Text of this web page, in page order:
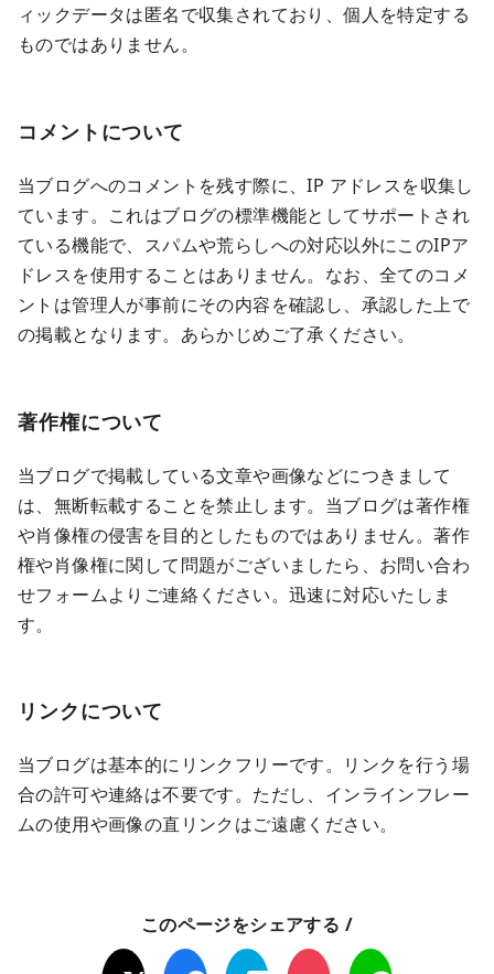
ィックデータは匿名で収集されており、個人を特定する
ものではありません。
コメントについて
当ブログへのコメントを残す際に、IP アドレスを収集し
ています。これはブログの標準機能としてサポートされ
ている機能で、スパムや荒らしへの対応以外にこのIPア
ドレスを使用することはありません。なお、全てのコメ
ントは管理人が事前にその内容を確認し、承認した上で
の掲載となります。あらかじめご了承ください。
著作権について
当ブログで掲載している文章や画像などにつきまして
は、無断転載することを禁止します。当ブログは著作権
や肖像権の侵害を目的としたものではありません。著作
権や肖像権に関して問題がございましたら、お問い合わ
せフォームよりご連絡ください。迅速に対応いたしま
す。
リンクについて
当ブログは基本的にリンクフリーです。リンクを行う場
合の許可や連絡は不要です。ただし、インラインフレー
ムの使用や画像の直リンクはご遠慮ください。
このページをシェアする /